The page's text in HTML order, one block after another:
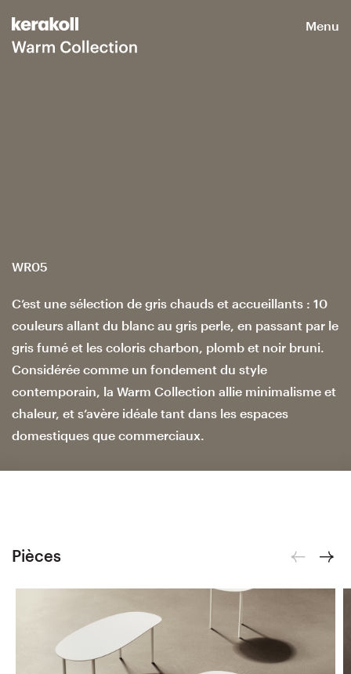
Menu
WR05
C’est une sélection de gris chauds et accueillants : 10
couleurs allant du blanc au gris perle, en passant par le
gris fumé et les coloris charbon, plomb et noir bruni.
Considérée comme un fondement du style
contemporain, la Warm Collection allie minimalisme et
chaleur, et s’avère idéale tant dans les espaces
domestiques que commerciaux.
Pièces